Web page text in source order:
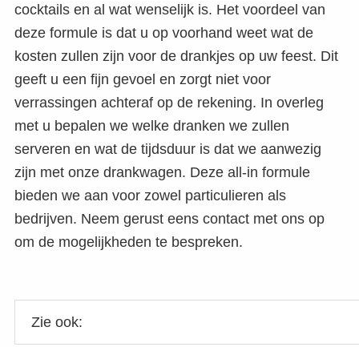
cocktails en al wat wenselijk is. Het voordeel van
deze formule is dat u op voorhand weet wat de
kosten zullen zijn voor de drankjes op uw feest. Dit
geeft u een fijn gevoel en zorgt niet voor
verrassingen achteraf op de rekening. In overleg
met u bepalen we welke dranken we zullen
serveren en wat de tijdsduur is dat we aanwezig
zijn met onze drankwagen. Deze all-in formule
bieden we aan voor zowel particulieren als
bedrijven. Neem gerust eens contact met ons op
om de mogelijkheden te bespreken.